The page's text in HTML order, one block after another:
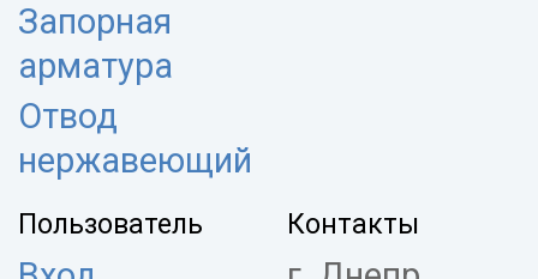
Запорная
арматура
Отвод
нержавеющий
Пользователь Контакты